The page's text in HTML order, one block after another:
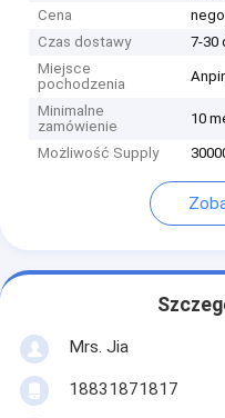
Cena
Czas dostawy
7-30
Miejsce
pochodzenia
Minimalne
zamówienie
10
Możliwość Supply
Mrs. Jia
18831871817